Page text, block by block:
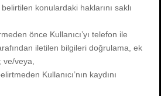
konulardaki haklarını saklı
önce Kullanıcı’yı telefon ile
iletilen bilgileri doğrulama, ek
ve/veya,
Kullanıcı’nın kaydını